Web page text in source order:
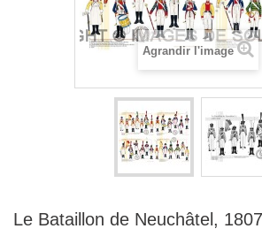
Agrandir l'image
Le Bataillon de Neuchâtel,